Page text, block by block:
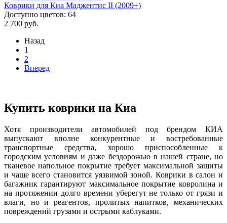
Коврики для Киа Маджентис II (2009+)
Доступно цветов: 64
2 700 руб.
Назад
1
2
Вперед
Купить коврики на Киа
Хотя производители автомобилей под брендом КИА
выпускают вполне конкурентные и востребованные
транспортные средства, хорошо приспособленные к
городским условиям и даже бездорожью в нашей стране, но
тканевое напольное покрытие требует максимальной защиты
и чаще всего становится уязвимой зоной. Коврики в салон и
багажник гарантируют максимальное покрытие ковролина и
на протяжении долго времени уберегут не только от грязи и
влаги, но и реагентов, пролитых напитков, механических
повреждений грузами и острыми каблуками.